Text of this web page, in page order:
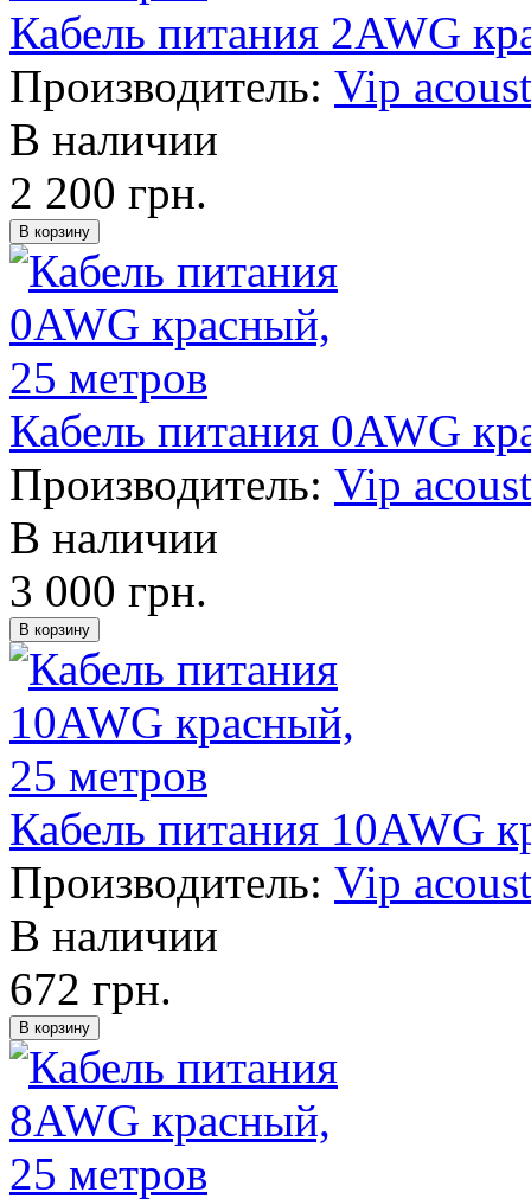
Кабель питания 2AWG
Производитель: Vip
В наличии
2 200 грн.
Кабель питания 0AWG
Производитель: Vip
В наличии
3 000 грн.
Кабель питания 10AWG
Производитель: Vip
В наличии
672 грн.